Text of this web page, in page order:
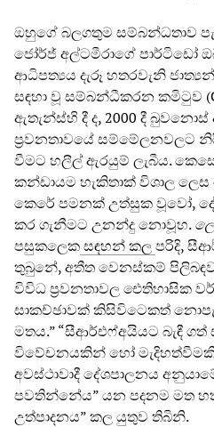
ඔහුගේ බලගතුම සම්බන්ධතාව
ජෝර්ජ් අල්ටමීරාගේ පාර්ටිඩෝ
ආධිපත්‍යය දැරූ හතරවැනි
සඳහා වූ සම්බන්ධීකරන කමිටුව
ඇතැන්ස්හි දී ද, 2000 දී බුවනොස්
ප්‍රවනතාවයේ සම්මේලනවලට
වීමට හලීල් ඇරයුම් ලැබීය.
කන්ඩායම හැකිතාක් විශාල
කෙරේ පමනක් උත්සුක වූවෝ,
කර ගැනීමට උනන්දු නොවූහ.
පසුකලෙකසඳහනකලපරිදි,
තුබුනේ, අතීත වෙනස්කම්
විවිධ ප්‍රවනතාවල ඓතිහාසික
සාකච්ඡාවක් කිසිවිටෙකත්
මතය.” “සීආර්එෆ්අයියට බැඳී
විවේචනයකින් හෝ
අවස්ථාවාදී දේශපාලනය
පවතින්නේය” යන පදනම මත
උත්පාදනය” කල යුතුව තිබිනි.